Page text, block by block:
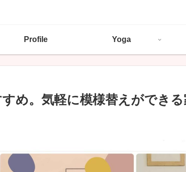
Profile Yoga
め。気軽に模様替えができ